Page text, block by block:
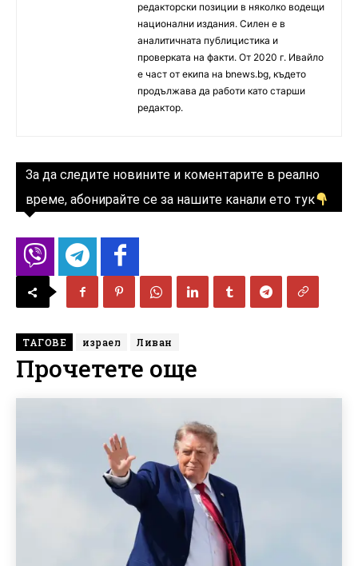
редакторски позиции в няколко водещи
национални издания. Силен е в
аналитичната публицистика и
проверката на факти. От 2020 г. Ивайло
е част от екипа на bnews.bg, където
продължава да работи като старши
редактор.
За да следите новините и коментарите в реално
време, абонирайте се за нашите канали ето тук
ТАГОВЕ израел Ливан
Прочетете още